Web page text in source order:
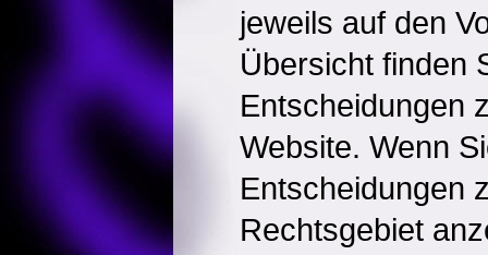
jeweils auf den
Übersicht finden
Entscheidungen
Website. Wenn
Entscheidungen
Rechtsgebiet